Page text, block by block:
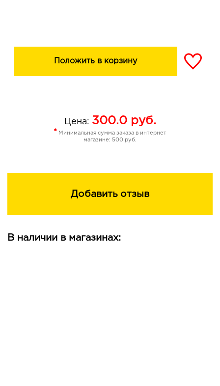
Положить в корзину
Цена: 300.0руб.
* Минимальная сумма заказа в интернет
магазине: 500 руб.
Добавить отзыв
В наличии в магазинах: